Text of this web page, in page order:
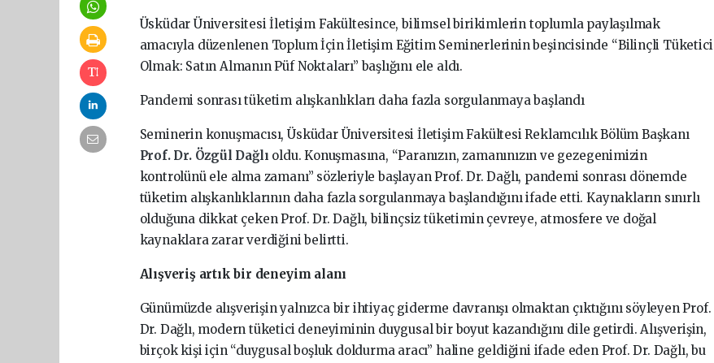
Üsküdar Üniversitesi İletişim Fakültesince, bilimsel birikimlerin toplumla paylaşılmak
amacıyla düzenlenen Toplum İçin İletişim Eğitim Seminerlerinin beşincisinde “Bilinçli Tüketici
Olmak: Satın Almanın Püf Noktaları” başlığını ele aldı.
Pandemi sonrası tüketim alışkanlıkları daha fazla sorgulanmaya başlandı
Seminerin konuşmacısı, Üsküdar Üniversitesi İletişim Fakültesi Reklamcılık Bölüm Başkanı
Prof. Dr. Özgül Dağlı oldu. Konuşmasına, “Paranızın, zamanınızın ve gezegenimizin
kontrolünü ele alma zamanı” sözleriyle başlayan Prof. Dr. Dağlı, pandemi sonrası dönemde
tüketim alışkanlıklarının daha fazla sorgulanmaya başlandığını ifade etti. Kaynakların sınırlı
olduğuna dikkat çeken Prof. Dr. Dağlı, bilinçsiz tüketimin çevreye, atmosfere ve doğal
kaynaklara zarar verdiğini belirtti.
Alışveriş artık bir deneyim alanı
Günümüzde alışverişin yalnızca bir ihtiyaç giderme davranışı olmaktan çıktığını söyleyen Prof.
Dr. Dağlı, modern tüketici deneyiminin duygusal bir boyut kazandığını dile getirdi. Alışverişin,
birçok kişi için “duygusal boşluk doldurma aracı” haline geldiğini ifade eden Prof. Dr. Dağlı, bu